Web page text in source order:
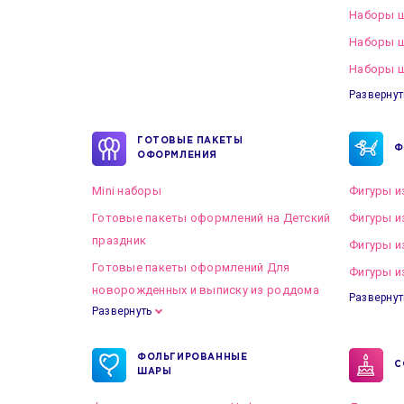
Наборы
Наборы
Наборы
ГОТОВЫЕ ПАКЕТЫ
ОФОРМЛЕНИЯ
Mini наборы
Готовые пакеты оформлений на Детский
праздник
Готовые пакеты оформлений Для
новорожденных и выписку из роддома
Готовые пакеты оформлений на Свадьбу
Развернуть
Фигуры
Фигуры
Фигуры
Фигуры
ФОЛЬГИРОВАННЫЕ
ШАРЫ